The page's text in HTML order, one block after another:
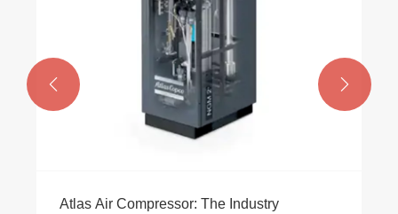
Atlas Air Compressor: The Industry
 